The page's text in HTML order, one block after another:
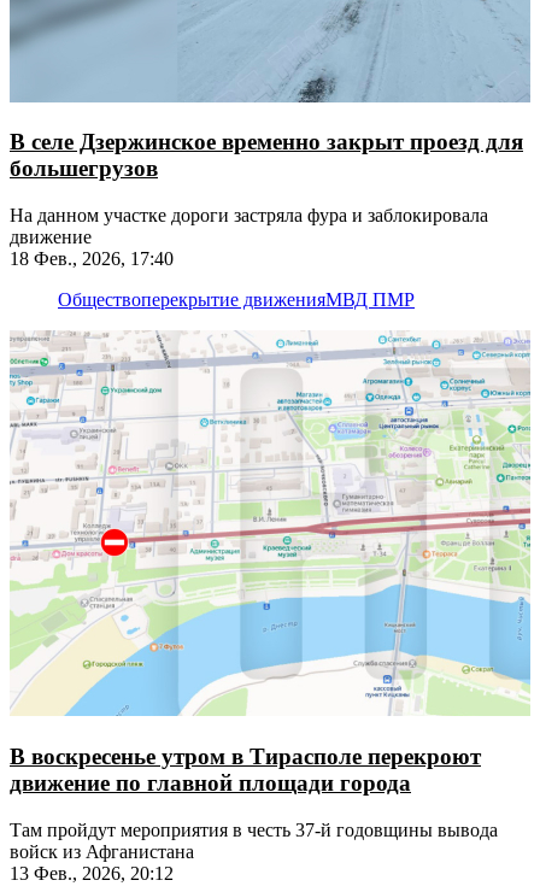
В селе Дзержинское временно закрыт проезд для
большегрузов
На данном участке дороги застряла фура и заблокировала
движение
18 Фев., 2026, 17:40
Обществоперекрытие движенияМВД ПМР
В воскресенье утром в Тирасполе перекроют
движение по главной площади города
Там пройдут мероприятия в честь 37-й годовщины вывода
войск из Афганистана
13 Фев., 2026, 20:12